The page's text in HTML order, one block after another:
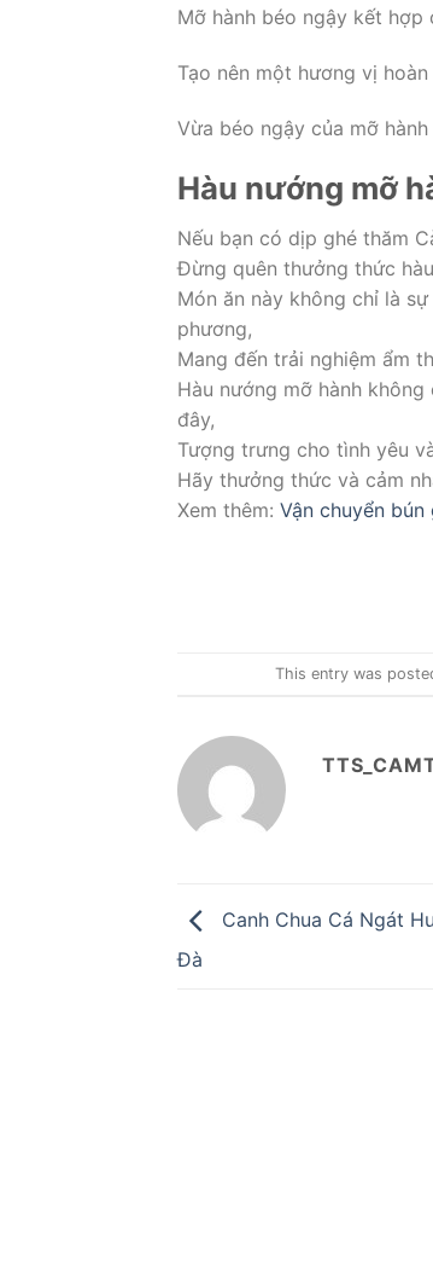
Mỡ hành béo ngậy kết
Tạo nên một hương vị
Vừa béo ngậy của mỡ
Hàu nướng mỡ
Nếu bạn có dịp ghé thăm
Đừng quên thưởng thức
Món ăn này không chỉ là
phương,
Mang đến trải nghiệm ẩm
Hàu nướng mỡ hành
đây,
Tượng trưng cho tình yêu
Hãy thưởng thức và cảm
Xem thêm: Vận chuyển
This entry was
Canh Chua Cá Ngát
Đà